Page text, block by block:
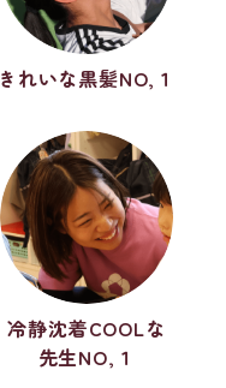
きれいな黒髪NO,１
冷静沈着COOLな
先生NO,１